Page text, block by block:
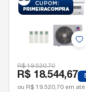
R$ 19.520,70
R$ 18.544,67
ou R$ 19.520,70 em